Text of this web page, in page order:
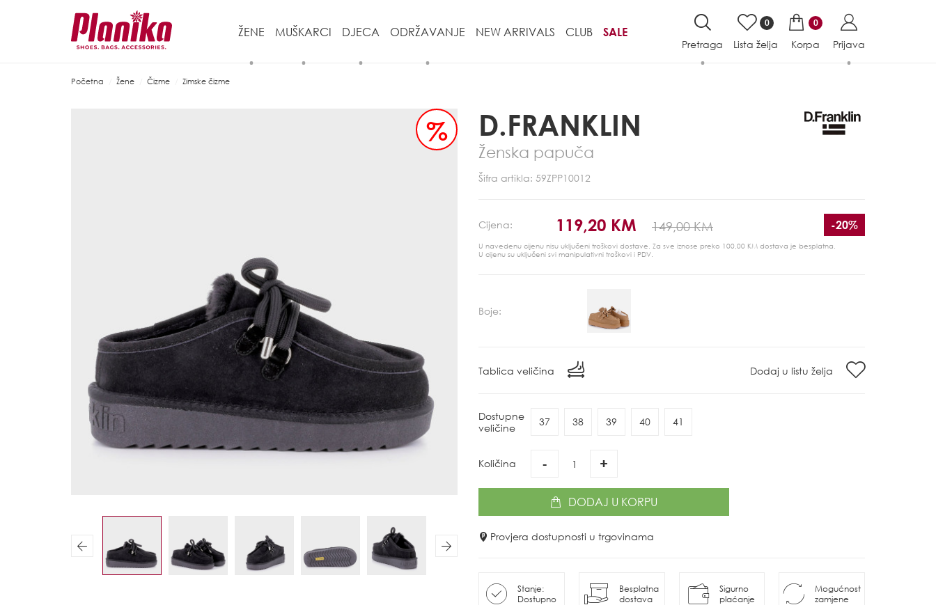
ŽENE MUŠKARCI DJECA ODRŽAVANJE NEW ARRIVALS CLUB SALE
Pretraga
0
Lista želja
0
Korpa Prijava
Početna Žene Čizme Zimske čizme
%
Previous Next
D.FRANKLIN
Ženska papuča
Šifra artikla: 59ZPP10012
Cijena: 119,20 KM 149,00 KM -20%
U navedenu cijenu nisu uključeni troškovi dostave. Za sve iznose preko 100,00 KM dostava je besplatna.
U cijenu su uključeni svi manipulativni troškovi i PDV.
Boje:
Tablica veličina Dodaj u listu želja
Dostupne
veličine
37 38 39 40 41
Količina - +
DODAJ U KORPU
Provjera dostupnosti u trgovinama
Stanje:
Dostupno
Besplatna
dostava
Sigurno
plaćanje
Mogućnost
zamjene